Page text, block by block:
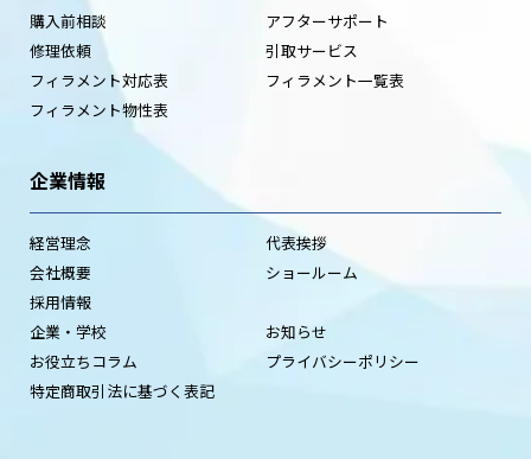
購入前相談
アフターサポート
修理依頼
引取サービス
フィラメント対応表
フィラメント一覧表
フィラメント物性表
企業情報
経営理念
代表挨拶
会社概要
ショールーム
採用情報
企業・学校
お知らせ
お役立ちコラム
プライバシーポリシー
特定商取引法に基づく表記